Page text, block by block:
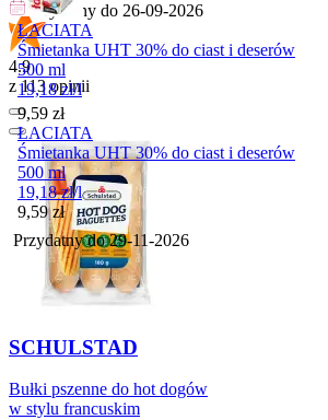
ŁACIATA
Śmietanka UHT 30% do ciast i deserów
500 ml
19,18 zł/l
Cena
9,59 zł
ŁACIATA
Śmietanka UHT 30% do ciast i deserów
500 ml
19,18 zł/l
Cena
9,59 zł
Przydatny do29-11-2026
Przydatny do 26-09-2026
4.9
z 113 opinii
SCHULSTAD
Bułki pszenne do hot dogów
w stylu francuskim